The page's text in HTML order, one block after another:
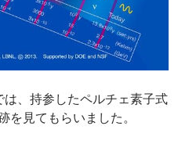
、持参したペルチェ素子式
を見てもらいました。